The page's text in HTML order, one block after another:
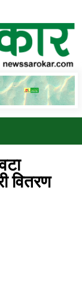
सन्देश
वितरण